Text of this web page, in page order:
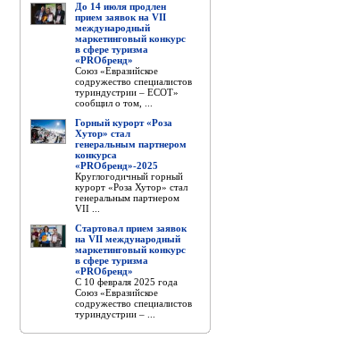
До 14 июля продлен
прием заявок на VII
международный
маркетинговый конкурс
в сфере туризма
«PROбренд»
Союз «Евразийское
содружество специалистов
туриндустрии – ЕСОТ»
сообщил о том, ...
Горный курорт «Роза
Хутор» стал
генеральным партнером
конкурса
«PROбренд»-2025
Круглогодичный горный
курорт «Роза Хутор» стал
генеральным партнером
VII ...
Стартовал прием заявок
на VII международный
маркетинговый конкурс
в сфере туризма
«PROбренд»
С 10 февраля 2025 года
Союз «Евразийское
содружество специалистов
туриндустрии – ...